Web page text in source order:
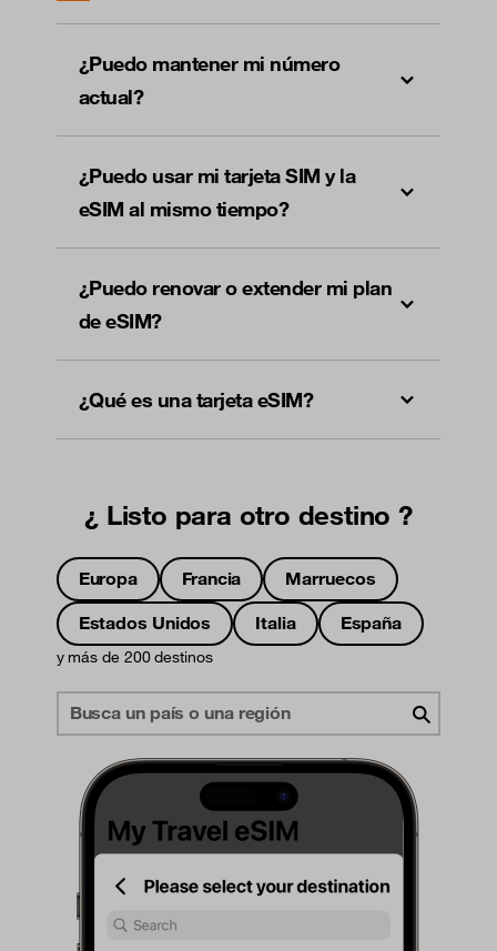
¿Puedo mantener mi número
actual?
¿Puedo usar mi tarjeta SIM y la
eSIM al mismo tiempo?
¿Puedo renovar o extender mi plan
de eSIM?
¿Qué es una tarjeta eSIM?
¿ Listo para otro destino ?
Europa Francia
Marruecos
Estados Unidos
Italia España
y más de 200 destinos